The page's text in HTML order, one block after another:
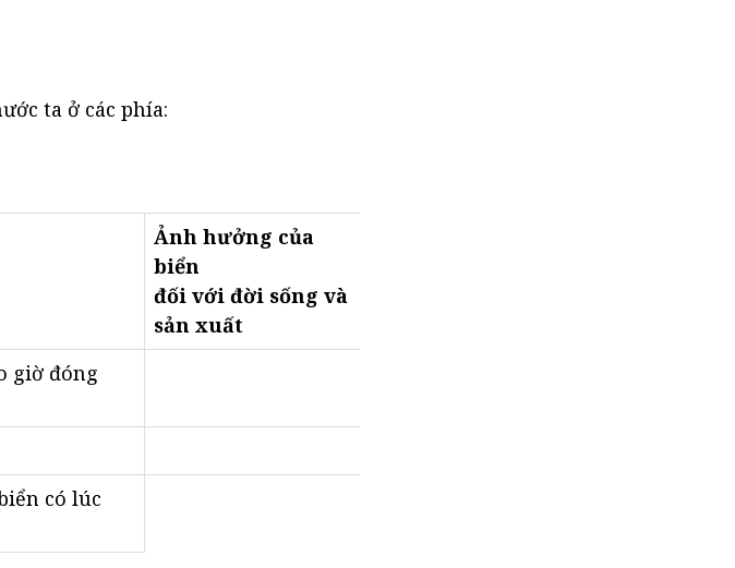
ta ở các phía:
Ảnh hưởng của
biển
đối với đời sống và
sản xuất
giờ đóng
có lúc